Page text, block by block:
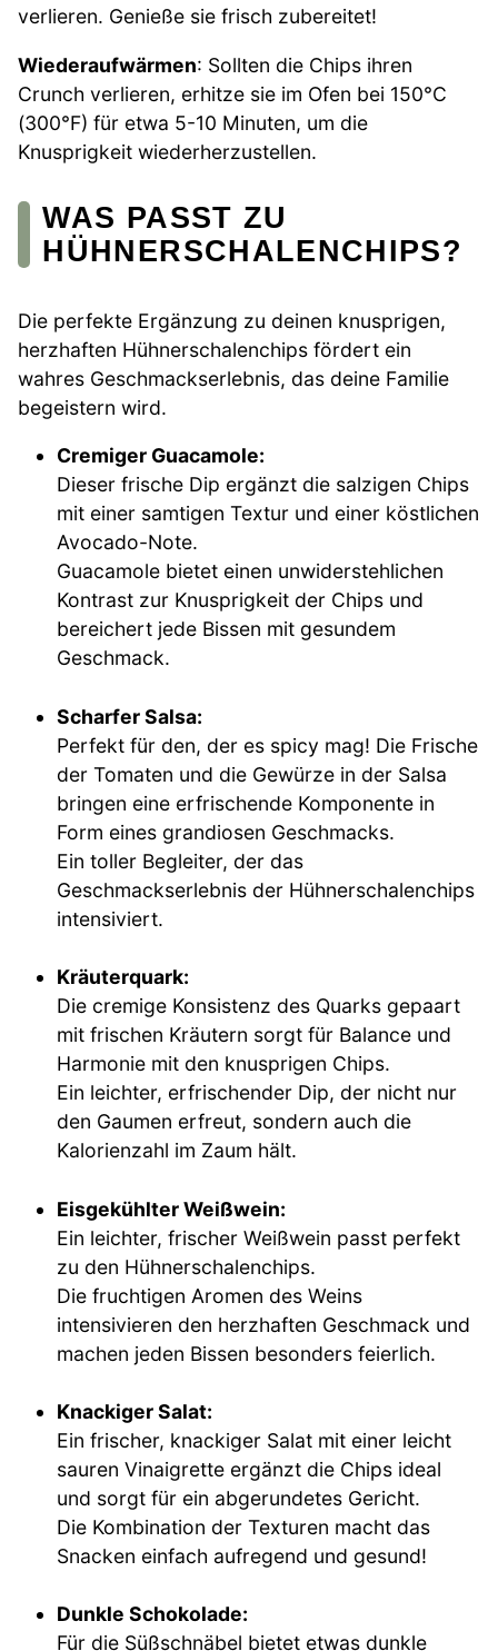
verlieren. Genieße sie frisch zubereitet!
Wiederaufwärmen: Sollten die Chips ihren
Crunch verlieren, erhitze sie im Ofen bei 150°C
(300°F) für etwa 5-10 Minuten, um die
Knusprigkeit wiederherzustellen.
WAS PASST ZU
HÜHNERSCHALENCHIPS?
Die perfekte Ergänzung zu deinen knusprigen,
herzhaften Hühnerschalenchips fördert ein
wahres Geschmackserlebnis, das deine Familie
begeistern wird.
Cremiger Guacamole:
Dieser frische Dip ergänzt die salzigen Chips
mit einer samtigen Textur und einer köstlichen
Avocado-Note.
Guacamole bietet einen unwiderstehlichen
Kontrast zur Knusprigkeit der Chips und
bereichert jede Bissen mit gesundem
Geschmack.
Scharfer Salsa:
Perfekt für den, der es spicy mag! Die Frische
der Tomaten und die Gewürze in der Salsa
bringen eine erfrischende Komponente in
Form eines grandiosen Geschmacks.
Ein toller Begleiter, der das
Geschmackserlebnis der Hühnerschalenchips
intensiviert.
Kräuterquark:
Die cremige Konsistenz des Quarks gepaart
mit frischen Kräutern sorgt für Balance und
Harmonie mit den knusprigen Chips.
Ein leichter, erfrischender Dip, der nicht nur
den Gaumen erfreut, sondern auch die
Kalorienzahl im Zaum hält.
Eisgekühlter Weißwein:
Ein leichter, frischer Weißwein passt perfekt
zu den Hühnerschalenchips.
Die fruchtigen Aromen des Weins
intensivieren den herzhaften Geschmack und
machen jeden Bissen besonders feierlich.
Knackiger Salat:
Ein frischer, knackiger Salat mit einer leicht
sauren Vinaigrette ergänzt die Chips ideal
und sorgt für ein abgerundetes Gericht.
Die Kombination der Texturen macht das
Snacken einfach aufregend und gesund!
Dunkle Schokolade:
Für die Süßschnäbel bietet etwas dunkle